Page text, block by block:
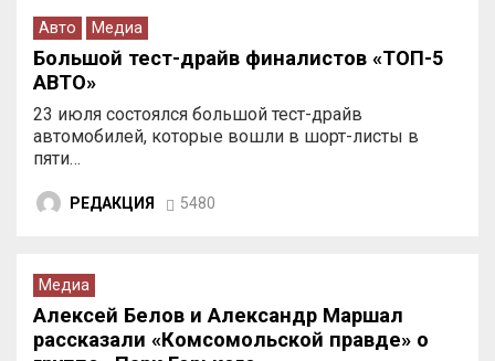
Авто Медиа
Большой тест-драйв финалистов «ТОП-5
АВТО»
23 июля состоялся большой тест-драйв
автомобилей, которые вошли в шорт-листы в
пяти…
РЕДАКЦИЯ 5480
Медиа
Алексей Белов и Александр Маршал
рассказали «Комсомольской правде» о